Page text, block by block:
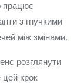
працює
з гнучкими
між змінами.
розглянути
крок